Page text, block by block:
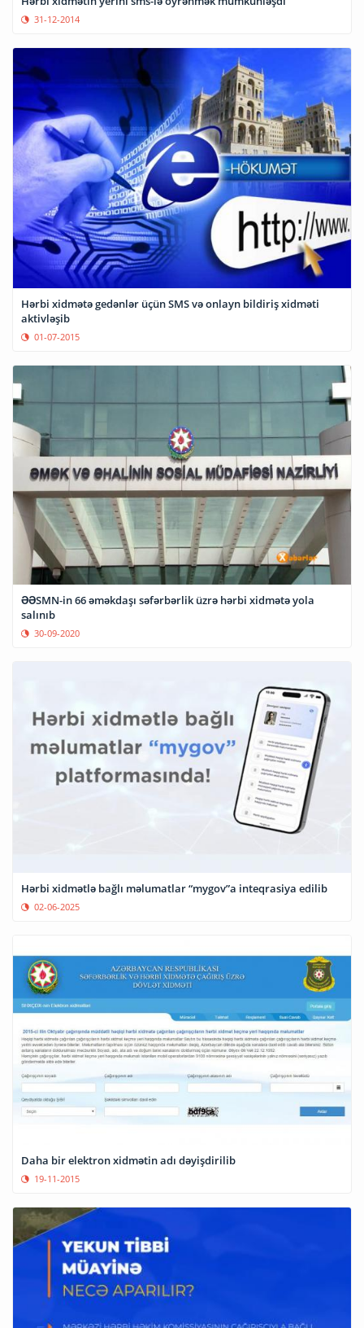
31-12-2014
Hərbi xidmətə gedənlər üçün SMS və onlayn bildiriş xidməti
aktivləşib
01-07-2015
ƏƏSMN-in 66 əməkdaşı səfərbərlik üzrə hərbi xidmətə yola
salınıb
30-09-2020
Hərbi xidmətlə bağlı məlumatlar “mygov”a inteqrasiya edilib
02-06-2025
Daha bir elektron xidmətin adı dəyişdirilib
19-11-2015